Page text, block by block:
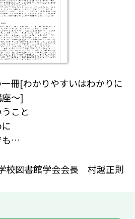
冊[わかりやすいはわかりに
～]
こと
も…
校図書館学会会長 村越正則